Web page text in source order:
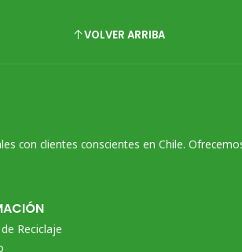
VOLVER ARRIBA
con clientes conscientes en Chile.
Reciclaje